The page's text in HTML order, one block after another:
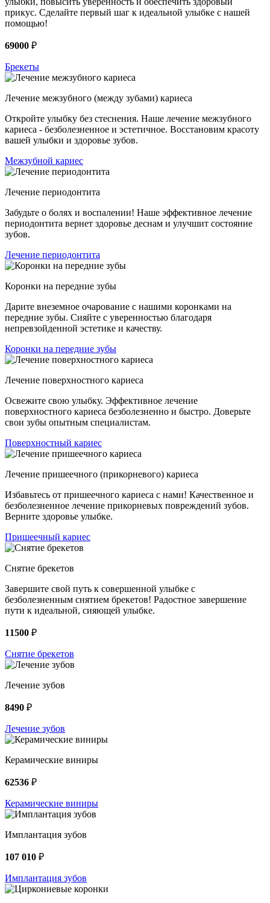
прикус. Сделайте первый шаг к идеальной улыбке с нашей
помощью!
69000 ₽
Брекеты
Лечение межзубного (между зубами) кариеса
Откройте улыбку без стеснения. Наше лечение межзубного
кариеса - безболезненное и эстетичное. Восстановим красоту
вашей улыбки и здоровье зубов.
Межзубной кариес
Лечение периодонтита
Забудьте о болях и воспалении! Наше эффективное лечение
периодонтита вернет здоровье деснам и улучшит состояние
зубов.
Лечение периодонтита
Коронки на передние зубы
Дарите внеземное очарование с нашими коронками на
передние зубы. Сияйте с уверенностью благодаря
непревзойденной эстетике и качеству.
Коронки на передние зубы
Лечение поверхностного кариеса
Освежите свою улыбку. Эффективное лечение
поверхностного кариеса безболезненно и быстро. Доверьте
свои зубы опытным специалистам.
Поверхностный кариес
Лечение пришеечного (прикорневого) кариеса
Избавьтесь от пришеечного кариеса с нами! Качественное и
безболезненное лечение прикорневых повреждений зубов.
Верните здоровье улыбке.
Пришеечный кариес
Снятие брекетов
Завершите свой путь к совершенной улыбке с
безболезненным снятием брекетов! Радостное завершение
пути к идеальной, сияющей улыбке.
11500 ₽
Снятие брекетов
Лечение зубов
8490 ₽
Лечение зубов
Керамические виниры
62536 ₽
Керамические виниры
Имплантация зубов
107 010 ₽
Имплантация зубов